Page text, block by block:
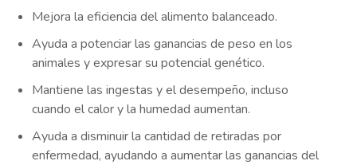
Mejora la eficiencia del alimento balanceado.
Ayuda a potenciar las ganancias de peso en los
animales y expresar su potencial genético.
Mantiene las ingestas y el desempeño, incluso
cuando el calor y la humedad aumentan.
Ayuda a disminuir la cantidad de retiradas por
enfermedad, ayudando a aumentar las ganancias del